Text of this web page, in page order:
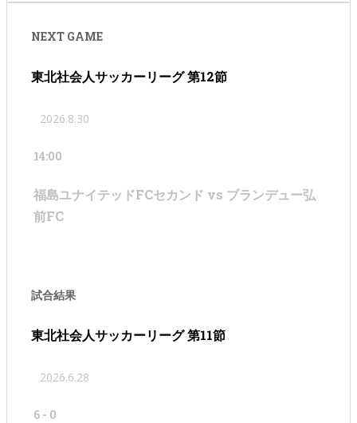
NEXT GAME
東北社会人サッカーリーグ 第12節
2026.8.30
14:00
福島ユナイテッドFCセカンド vs ブランデュー弘
前FC
試合結果
東北社会人サッカーリーグ 第11節
2026.6.28
6 - 0